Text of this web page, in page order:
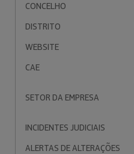
CONCELHO
DISTRITO
WEBSITE
CAE
SETOR DA EMPRESA
INCIDENTES JUDICIAIS
ALERTAS DE ALTERAÇÕES